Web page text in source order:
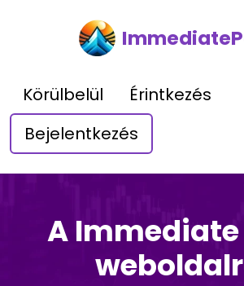
Körülbelül
Érintkezés
Bejelentkezés
A Immediate